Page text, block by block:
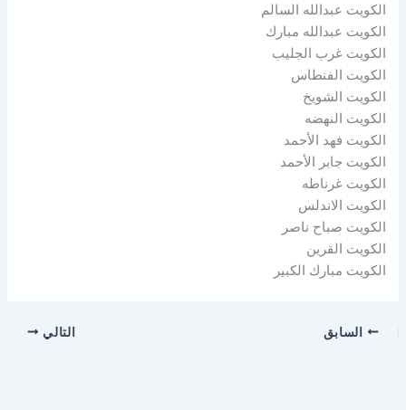
الكويت عبدالله السالم
الكويت عبدالله مبارك
الكويت غرب الجليب
الكويت الفنطاس
الكويت الشويخ
الكويت النهضه
الكويت فهد الأحمد
الكويت جابر الأحمد
الكويت غرناطه
الكويت الاندلس
الكويت صباح ناصر
الكويت القرين
الكويت مبارك الكبير
السابق التالي